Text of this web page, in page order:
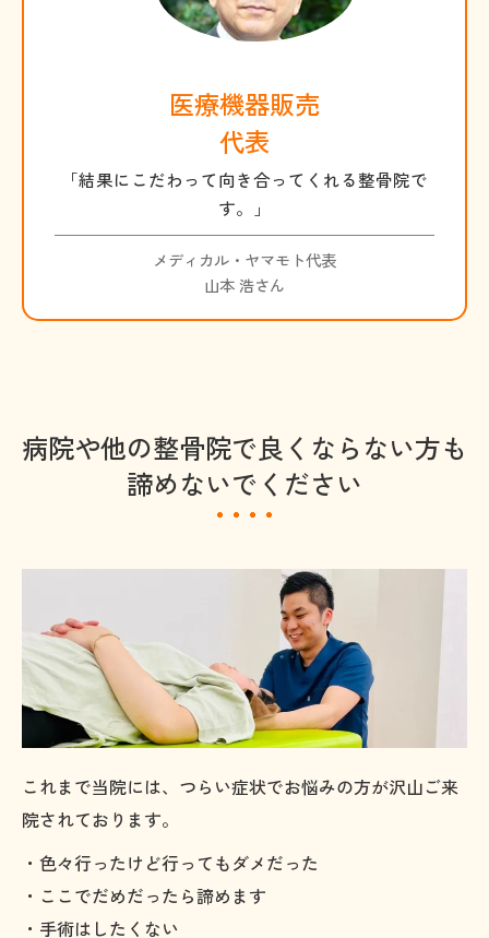
医療機器販売
代表
「結果にこだわって向き合ってくれる整骨院で
す。」
メディカル・ヤマモト代表
山本 浩さん
病院や他の整骨院で良くならない方も
諦めないでください
これまで当院には、つらい症状でお悩みの方が沢山ご来
院されております。
・色々行ったけど行ってもダメだった
・ここでだめだったら諦めます
・手術はしたくない